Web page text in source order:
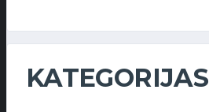
KATEGORIJAS